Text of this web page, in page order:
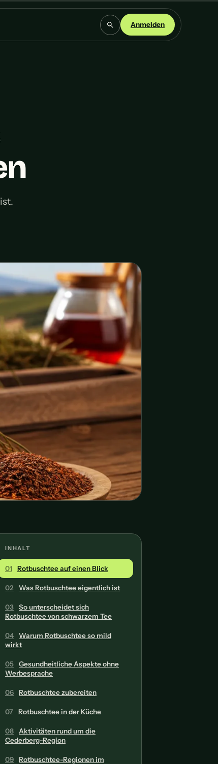
Anmelden
INHALT
01 Rotbuschtee auf einen Blick
02 Was Rotbuschtee eigentlich ist
03
So unterscheidet sich
Rotbuschtee von schwarzem Tee
04
Warum Rotbuschtee so mild
wirkt
05
Gesundheitliche Aspekte ohne
Werbesprache
06 Rotbuschtee zubereiten
07 Rotbuschtee in der Küche
08
Aktivitäten rund um die
Cederberg-Region
09
Rotbuschtee-Regionen im